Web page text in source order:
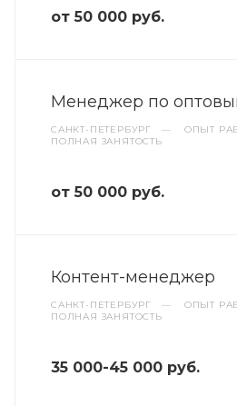
от 50 000 руб.
Менеджер по
САНКТ-ПЕТЕРБУРГ — ОПЫТ
ПОЛНАЯ ЗАНЯТОСТЬ
от 50 000 руб.
Контент-менеджер
САНКТ-ПЕТЕРБУРГ — ОПЫТ
ПОЛНАЯ ЗАНЯТОСТЬ
35 000-45 000 руб.